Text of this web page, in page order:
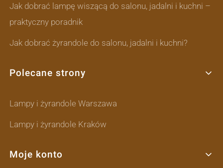
Jak dobrać lampę wiszącą do salonu, jadalni i kuchni –
praktyczny poradnik
Jak dobrać żyrandole do salonu, jadalni i kuchni?
Polecane strony
Lampy i żyrandole Warszawa
Lampy i żyrandole Kraków
Moje konto